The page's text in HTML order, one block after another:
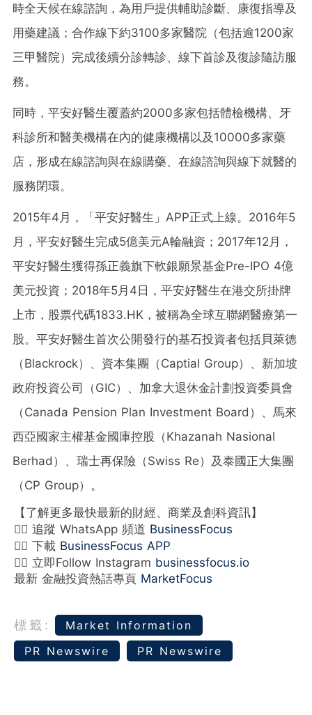
時全天候在線諮詢，為用戶提供輔助診斷、康復指導及
用藥建議；合作線下約3100多家醫院（包括逾1200家
三甲醫院）完成後續分診轉診、線下首診及復診隨訪服
務。
同時，平安好醫生覆蓋約2000多家包括體檢機構、牙
科診所和醫美機構在內的健康機構以及10000多家藥
店，形成在線諮詢與在線購藥、在線諮詢與線下就醫的
服務閉環。
2015年4月，「平安好醫生」APP正式上線。2016年5
月，平安好醫生完成5億美元A輪融資；2017年12月，
平安好醫生獲得孫正義旗下軟銀願景基金Pre-IPO 4億
美元投資；2018年5月4日，平安好醫生在港交所掛牌
上市，股票代碼1833.HK，被稱為全球互聯網醫療第一
股。平安好醫生首次公開發行的基石投資者包括貝萊德
（Blackrock）、資本集團（Captial Group）、新加坡
政府投資公司（GIC）、加拿大退休金計劃投資委員會
（Canada Pension Plan Investment Board）、馬來
西亞國家主權基金國庫控股（Khazanah Nasional
Berhad）、瑞士再保險（Swiss Re）及泰國正大集團
（CP Group）。
【了解更多最快最新的財經、商業及創科資訊】
👉🏻 追蹤 WhatsApp 頻道 BusinessFocus
👉🏻 下載 BusinessFocus APP
👉🏻 立即Follow Instagram businessfocus.io
最新 金融投資熱話專頁 MarketFocus
標籤:
Market Information
PR Newswire
PR Newswire